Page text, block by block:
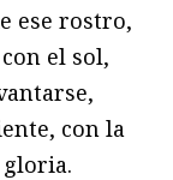
ese rostro,
el sol,
con la